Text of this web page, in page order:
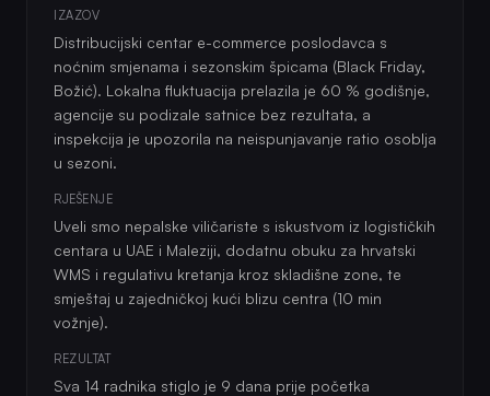
IZAZOV
Distribucijski centar e-commerce poslodavca s
noćnim smjenama i sezonskim špicama (Black Friday,
Božić). Lokalna fluktuacija prelazila je 60 % godišnje,
agencije su podizale satnice bez rezultata, a
inspekcija je upozorila na neispunjavanje ratio osoblja
u sezoni.
RJEŠENJE
Uveli smo nepalske viličariste s iskustvom iz logističkih
centara u UAE i Maleziji, dodatnu obuku za hrvatski
WMS i regulativu kretanja kroz skladišne zone, te
smještaj u zajedničkoj kući blizu centra (10 min
vožnje).
REZULTAT
Sva 14 radnika stiglo je 9 dana prije početka